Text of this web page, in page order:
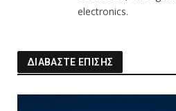
electronics.
ΔΙΑΒΑΣΤΕ ΕΠΙΣΗΣ